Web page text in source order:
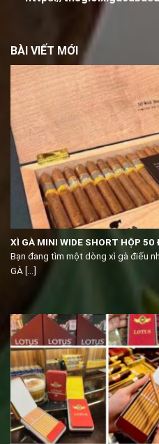
BÀI VIẾT MỚI
XÌ GÀ MINI WIDE SHORT HỘP 50
Bạn đang tìm một dòng xì gà điếu
GÀ [...]